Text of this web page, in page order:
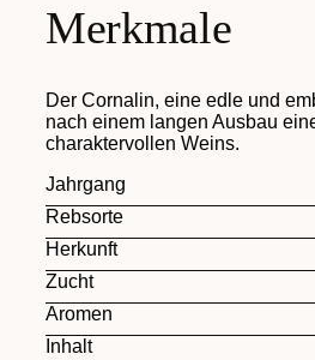
Merkmale
Der Cornalin, eine edle und
nach einem langen Ausbau
charaktervollen Weins.
Jahrgang
Rebsorte
Herkunft
Zucht
Aromen
Inhalt